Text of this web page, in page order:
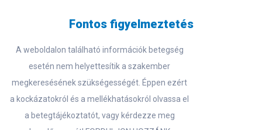
Fontos figyelmeztetés
A weboldalon található információk betegség
esetén nem helyettesítik a szakember
megkeresésének szükségességét. Éppen ezért
a kockázatokról és a mellékhatásokról olvassa el
a betegtájékoztatót, vagy kérdezze meg